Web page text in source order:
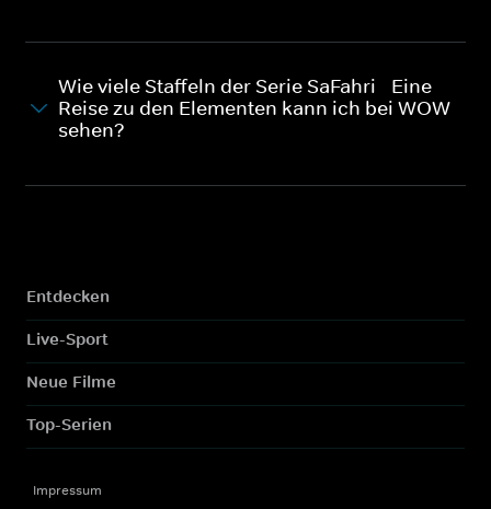
Wie viele Staffeln der Serie SaFahri - Eine
Reise zu den Elementen kann ich bei WOW
sehen?
Entdecken
Live-Sport
Neue Filme
Top-Serien
Impressum